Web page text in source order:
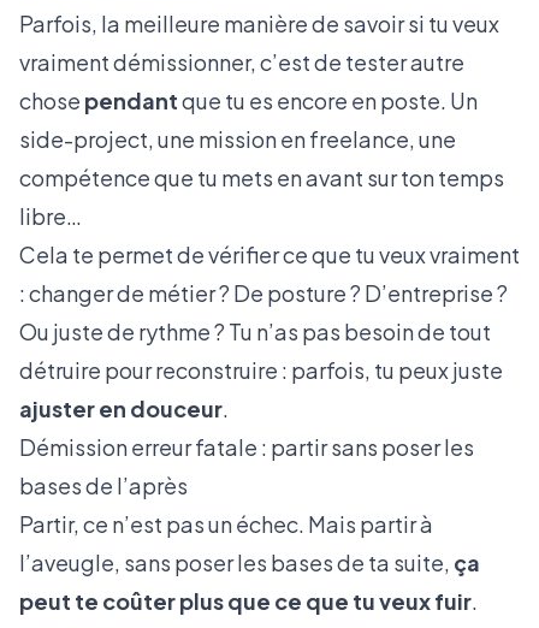
Parfois, la meilleure manière de savoir si tu veux
vraiment démissionner, c’est de tester autre
chose pendantque tu es encore en poste. Un
side-project, une mission en freelance, une
compétence que tu mets en avant sur ton temps
libre…
Cela te permet de vérifier ce que tu veux vraiment
: changer de métier ? De posture ? D’entreprise ?
Ou juste de rythme ? Tu n’as pas besoin de tout
détruire pour reconstruire : parfois, tu peux juste
ajuster en douceur.
Démission erreur fatale : partir sans poser les
bases de l’après
Partir, ce n’est pas un échec. Mais partir à
l’aveugle, sans poser les bases de ta suite, ça
peut te coûter plus que ce que tu veux fuir.